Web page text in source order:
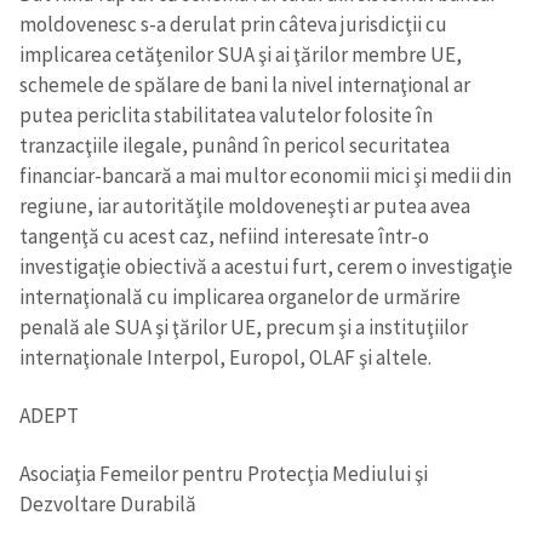
Trimite o informație
Despre ZdG
in English
на русском
moldovenesc s-a derulat prin câteva jurisdicţii cu
implicarea cetăţenilor SUA şi ai ţărilor membre UE,
schemele de spălare de bani la nivel internaţional ar
putea periclita stabilitatea valutelor folosite în
tranzacţiile ilegale, punând în pericol securitatea
financiar-bancară a mai multor economii mici şi medii din
regiune, iar autorităţile moldoveneşti ar putea avea
tangenţă cu acest caz, nefiind interesate într-o
investigaţie obiectivă a acestui furt, cerem o investigaţie
internaţională cu implicarea organelor de urmărire
penală ale SUA şi ţărilor UE, precum şi a instituţiilor
internaţionale Interpol, Europol, OLAF şi altele.
ADEPT
Asociaţia Femeilor pentru Protecţia Mediului şi
Dezvoltare Durabilă